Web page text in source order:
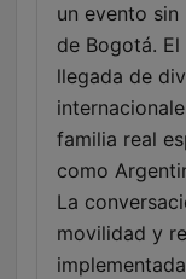
un evento
de Bogotá.
llegada de
familia real
como
La
movilidad y